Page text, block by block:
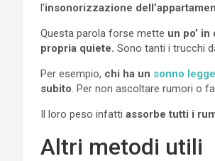
l’insonorizzazione
Questa parola forse mette un po’
propria quiete. Sono tanti i trucchi
Per esempio, chi ha un sonno
subito . Per non ascoltare rumori o
Il loro peso infatti assorbe tutti i
Altri metodi utili